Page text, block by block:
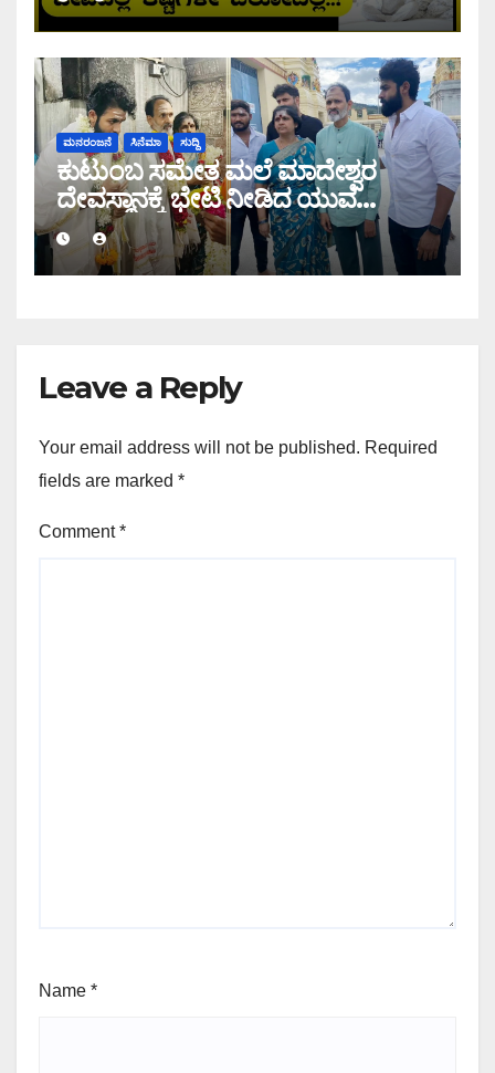
ಮನರಂಜನೆ ಸಿನೆಮಾ ಸುದ್ದಿ
ಕುಟುಂಬ ಸಮೇತ ಮಲೆ ಮಾದೇಶ್ವರ
ದೇವಸ್ಥಾನಕ್ಕೆ ಭೇಟಿ ನೀಡಿದ ಯುವ
ರಾಜಕುಮಾರ್! ಇಲ್ಲಿವೆ ಫೋಟೋಸ್
Leave a Reply
Your email address will not be published. Required
fields are marked *
Comment*
Name *